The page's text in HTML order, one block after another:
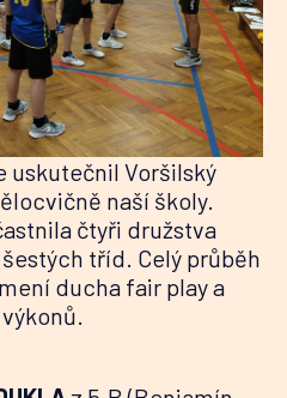
uskutečnil Voršilský
naší školy.
čtyři družstva
tříd. Celý průběh
ducha fair play a